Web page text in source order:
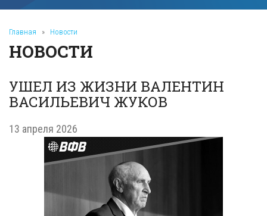
Главная » Новости
НОВОСТИ
УШЕЛ ИЗ ЖИЗНИ ВАЛЕНТИН
ВАСИЛЬЕВИЧ ЖУКОВ
13 апреля 2026